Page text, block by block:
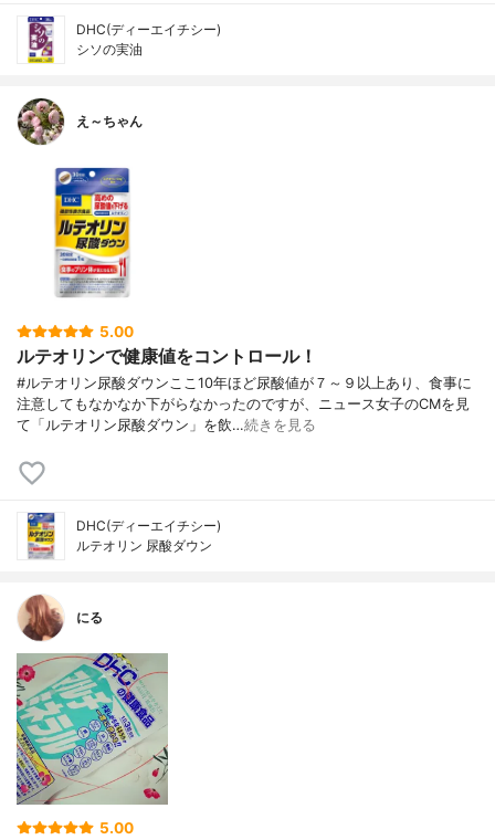
DHC(ディーエイチシー)
シソの実油
え～ちゃん
5.00
ルテオリンで健康値をコントロール！
#ルテオリン尿酸ダウンここ10年ほど尿酸値が７～９以上あり、食事に
注意してもなかなか下がらなかったのですが、ニュース女子のCMを見
て「ルテオリン尿酸ダウン」を飲…続きを見る
DHC(ディーエイチシー)
ルテオリン 尿酸ダウン
にる
5.00